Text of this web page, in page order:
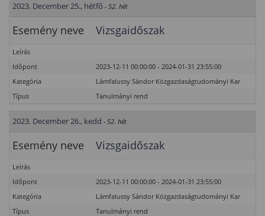
2023. December 25., hétfő - 52. hét
Esemény neve Vizsgaidőszak
Leírás
Időpont
2023-12-11 00:00:00 - 2024-01-31 23:55:00
Kategória
Lámfalussy Sándor Közgazdaságtudományi Kar
Típus
Tanulmányi rend
2023. December 26., kedd - 52. hét
Esemény neve Vizsgaidőszak
Leírás
Időpont
2023-12-11 00:00:00 - 2024-01-31 23:55:00
Kategória
Lámfalussy Sándor Közgazdaságtudományi Kar
Típus
Tanulmányi rend